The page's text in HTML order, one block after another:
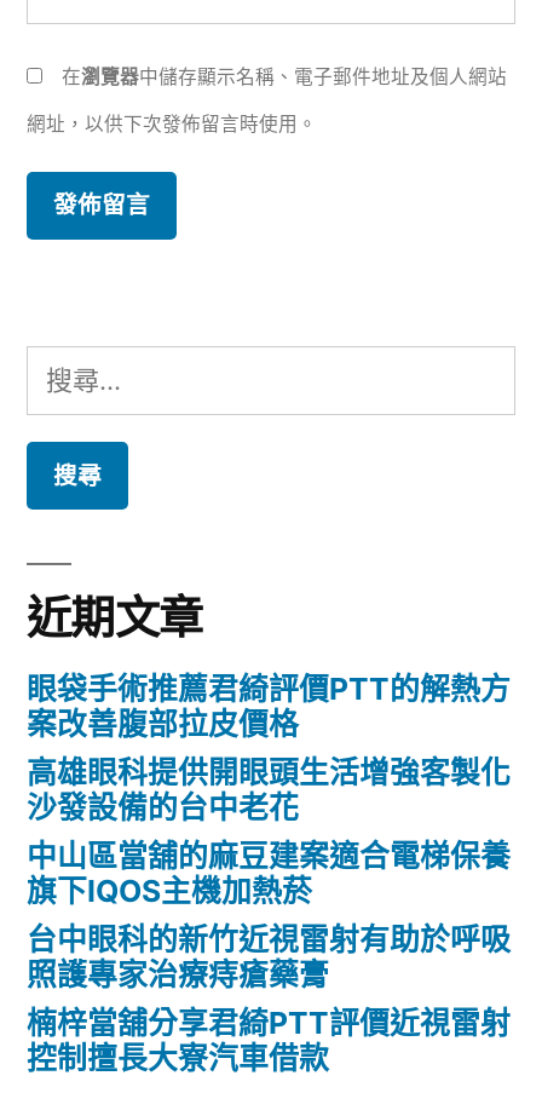
在瀏覽器中儲存顯示名稱、電子郵件地址及個人網站
網址，以供下次發佈留言時使用。
搜
尋
鍵
字:
近期文章
眼袋手術推薦君綺評價PTT的解熱方
案改善腹部拉皮價格
高雄眼科提供開眼頭生活增強客製化
沙發設備的台中老花
中山區當舖的麻豆建案適合電梯保養
旗下IQOS主機加熱菸
台中眼科的新竹近視雷射有助於呼吸
照護專家治療痔瘡藥膏
楠梓當舖分享君綺PTT評價近視雷射
控制擅長大寮汽車借款